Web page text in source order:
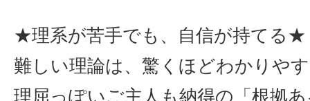
★理系が苦手でも、自信が持てる★
難しい理論は、驚くほどわかりや
理屈っぽいご主人も納得の「根拠